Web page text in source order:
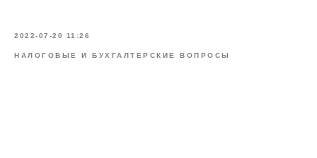
2022-07-20 11:26
НАЛОГОВЫЕ И БУХГАЛТЕРСКИЕ ВОПРОСЫ